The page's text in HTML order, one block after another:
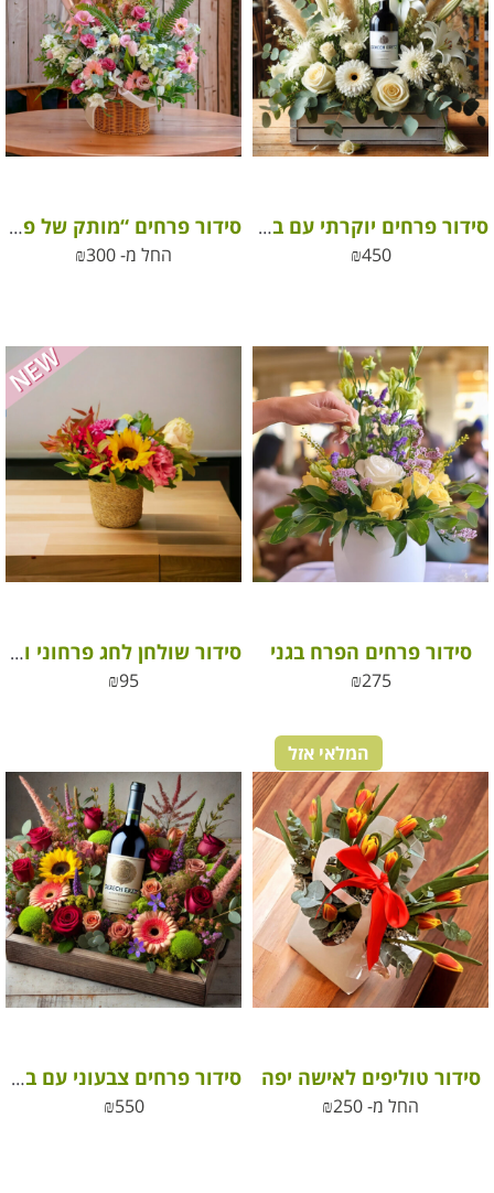
סידור פרחים יוקרתי עם בקבוק יין קברנה סוביניון – דרך ארץ
₪450
סידור פרחים “מותק של פרחים” flower arrangement
החל מ-
₪300
סידור פרחים הפרח בגני
₪275
סידור שולחן לחג פרחוני וצבעוני
₪95
המלאי אזל
סידור טוליפים לאישה יפה
החל מ- ₪250
סידור פרחים צבעוני עם בקבוק יין אדום איכותי
₪550